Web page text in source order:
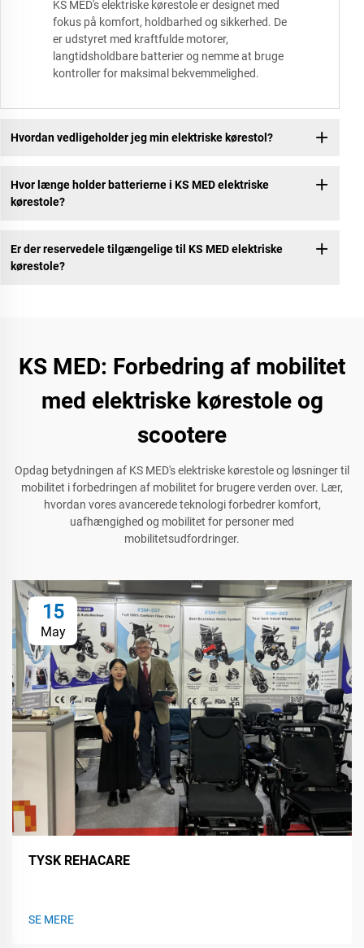
KS MED's elektriske kørestole er designet med
fokus på komfort, holdbarhed og sikkerhed. De
er udstyret med kraftfulde motorer,
langtidsholdbare batterier og nemme at bruge
kontroller for maksimal bekvemmelighed.
Hvordan vedligeholder jeg min elektriske kørestol?
Hvor længe holder batterierne i KS MED elektriske
kørestole?
Er der reservedele tilgængelige til KS MED elektriske
kørestole?
KS MED: Forbedring af mobilitet
med elektriske kørestole og
scootere
Opdag betydningen af KS MED's elektriske kørestole og løsninger til
mobilitet i forbedringen af mobilitet for brugere verden over. Lær,
hvordan vores avancerede teknologi forbedrer komfort,
uafhængighed og mobilitet for personer med
mobilitetsudfordringer.
15
May
TYSK REHACARE
SE MERE